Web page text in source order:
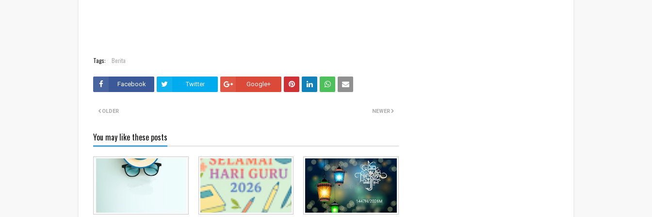
Tags: Berita
Facebook Twitter Google+
NEWER
OLDER
You may like these posts